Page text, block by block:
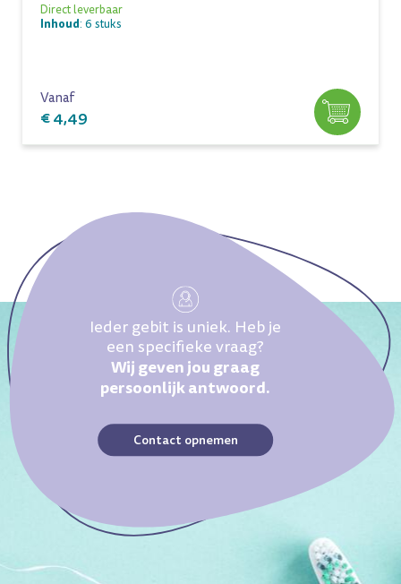
Direct leverbaar
Inhoud: 6 stuks
Vanaf
€ 4,49
Ieder gebit is uniek. Heb je
een specifieke vraag?
Wij geven jou graag
persoonlijk antwoord.
Contact opnemen